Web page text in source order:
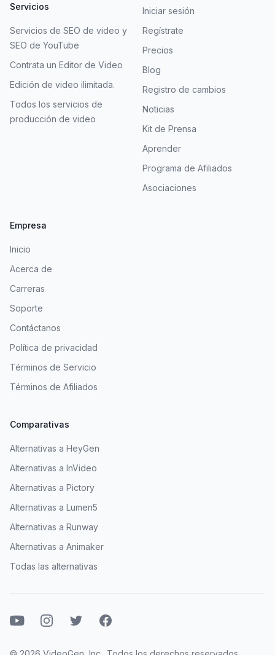
Servicios
Servicios de SEO de video y
SEO de YouTube
Contrata un Editor de Video
Edición de video ilimitada.
Todos los servicios de
producción de video
Iniciar sesión
Regístrate
Precios
Blog
Registro de cambios
Noticias
Kit de Prensa
Aprender
Programa de Afiliados
Asociaciones
Empresa
Inicio
Acerca de
Carreras
Soporte
Contáctanos
Política de privacidad
Términos de Servicio
Términos de Afiliados
Comparativas
Alternativas a HeyGen
Alternativas a InVideo
Alternativas a Pictory
Alternativas a Lumen5
Alternativas a Runway
Alternativas a Animaker
Todas las alternativas
YouTubeInstagramTwitterFacebook